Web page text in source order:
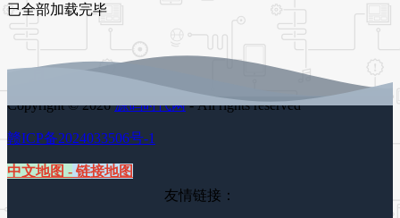
已全部加载完毕
Copyright © 2026源码时代网- All rights reserved
赣ICP备2024033506号-1
中文地图 - 链接地图
友情链接：